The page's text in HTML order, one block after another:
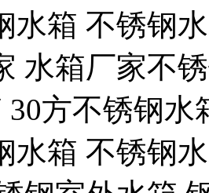
水箱 不锈钢
水箱厂家不
30方不锈钢
水箱 不锈钢